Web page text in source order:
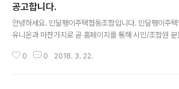
공고합니다.
안녕하세요. 민달팽이주택협동조합입니다. 민달팽이주
유니온과 마찬가지로 곧 홈페이지를 통해 시민/조합원 분
0 0 2018. 3. 22.